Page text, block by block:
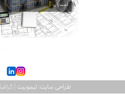
گچساران
طراحی سایت: لیموبیت |